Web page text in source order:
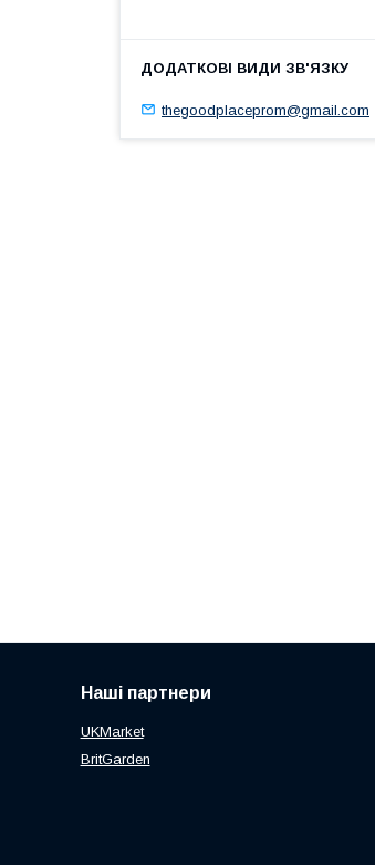
thegoodplaceprom@gmail.com
Наші партнери
UKMarket
BritGarden